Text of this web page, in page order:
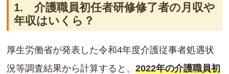
1. 介護職員初任者研修修了者の月収や
年収はいくら？
厚生労働省が発表した令和4年度介護従事者処遇状
況等調査結果から計算すると、 2022年の介護職員初